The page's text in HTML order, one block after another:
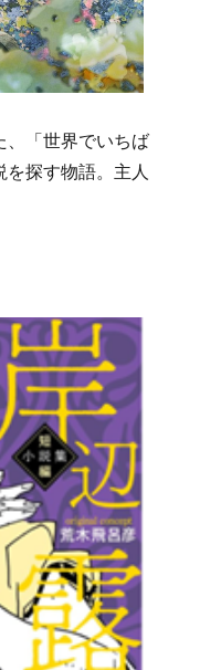
、「世界でいちば
探す物語。主人